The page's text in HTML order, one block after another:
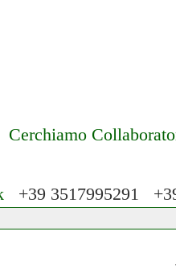
Cerchiamo
nel Network 3.000
+39 3517995291